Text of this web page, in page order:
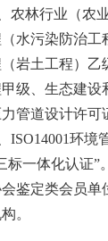
农林行业（农
水污染防治工
岩土工程）乙
级、生态建设
管道设计许可
ISO14001环境
标一体化认证”
鉴定类会员单
。